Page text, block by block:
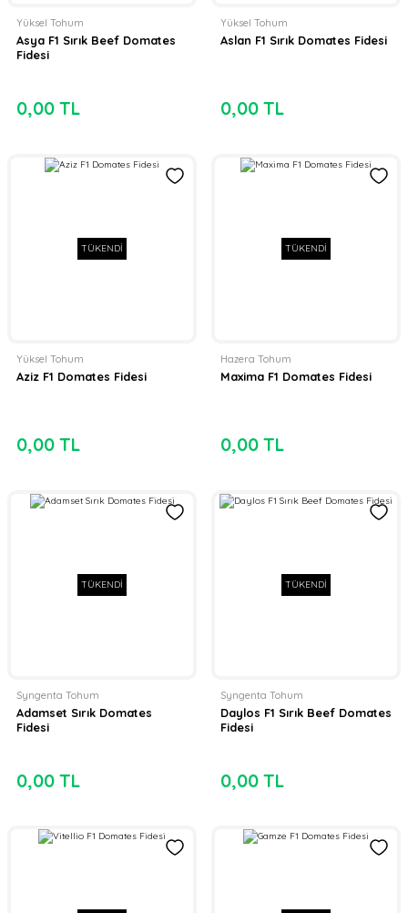
Yüksel Tohum
Asya F1 Sırık Beef Domates
Fidesi
0,00 TL
Yüksel Tohum
Aslan F1 Sırık Domates Fidesi
0,00 TL
TÜKENDİ
Yüksel Tohum
Aziz F1 Domates Fidesi
0,00 TL
TÜKENDİ
Hazera Tohum
Maxima F1 Domates Fidesi
0,00 TL
TÜKENDİ
Syngenta Tohum
Adamset Sırık Domates
Fidesi
0,00 TL
TÜKENDİ
Syngenta Tohum
Daylos F1 Sırık Beef Domates
Fidesi
0,00 TL